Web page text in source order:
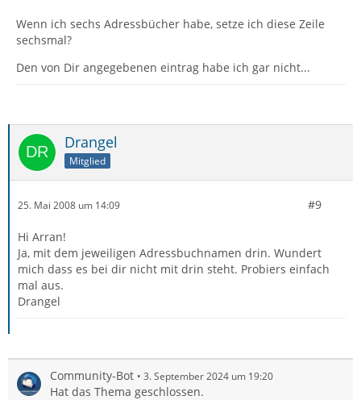
Wenn ich sechs Adressbücher habe, setze ich diese Zeile
sechsmal?
Den von Dir angegebenen eintrag habe ich gar nicht...
Drangel
Mitglied
25. Mai 2008 um 14:09 #9
Hi Arran!
Ja, mit dem jeweiligen Adressbuchnamen drin. Wundert
mich dass es bei dir nicht mit drin steht. Probiers einfach
mal aus.
Drangel
Community-Bot 3. September 2024 um 19:20
Hat das Thema geschlossen.